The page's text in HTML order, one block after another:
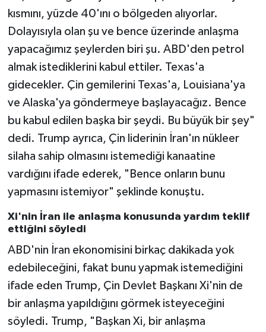
kısmını, yüzde 40'ını o bölgeden alıyorlar.
Dolayısıyla olan şu ve bence üzerinde anlaşma
yapacağımız şeylerden biri şu. ABD'den petrol
almak istediklerini kabul ettiler. Texas'a
gidecekler. Çin gemilerini Texas'a, Louisiana'ya
ve Alaska'ya göndermeye başlayacağız. Bence
bu kabul edilen başka bir şeydi. Bu büyük bir şey"
dedi. Trump ayrıca, Çin liderinin İran'ın nükleer
silaha sahip olmasını istemediği kanaatine
vardığını ifade ederek, "Bence onların bunu
yapmasını istemiyor" şeklinde konuştu.
Xi'nin İran ile anlaşma konusunda yardım teklif
ettiğini söyledi
ABD'nin İran ekonomisini birkaç dakikada yok
edebileceğini, fakat bunu yapmak istemediğini
ifade eden Trump, Çin Devlet Başkanı Xi'nin de
bir anlaşma yapıldığını görmek isteyeceğini
söyledi. Trump, "Başkan Xi, bir anlaşma